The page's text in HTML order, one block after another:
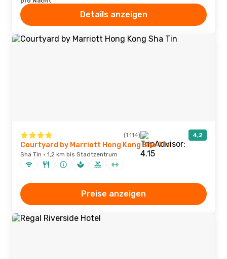
Details anzeigen
(1.114) 4,2
Courtyard by Marriott Hong Kong Sha Tin
Sha Tin · 1,2 km bis Stadtzentrum
Preise anzeigen